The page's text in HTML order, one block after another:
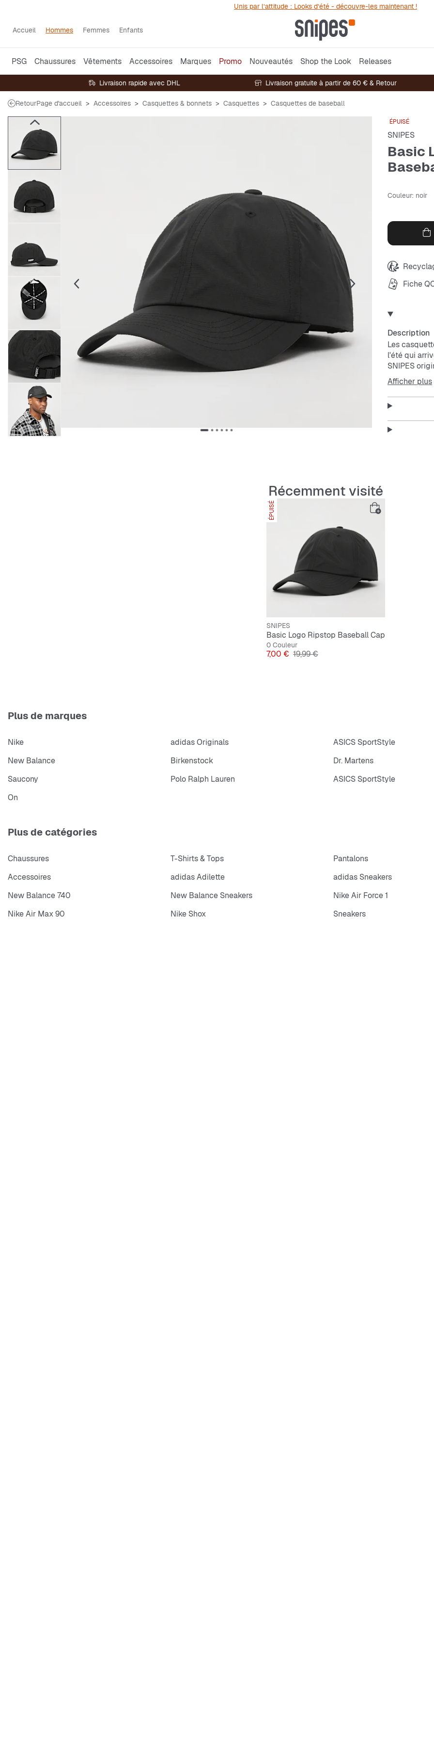
Unis par l’attitude : Looks d’été - découvre-les maintenant !
Accueil Hommes Femmes Enfants
PSG Chaussures Vêtements Accessoires Marques Promo Nouveautés Shop the Look Releases
Livraison rapide avec DHL Livraison gratuite à partir de 60 € & Retour
RetourPage d'accueil Accessoires Casquettes & bonnets Casquettes Casquettes de baseball
ÉPUISÉ
SNIPES
Basic
Couleur: noir
Fiche
Description
Les
l'été qui
SNIPES
élevée et
SNIPES
Afficher plus
Récemment visité
ÉPUISÉ
SNIPES
Basic Logo Ripstop Baseball Cap
0 Couleur
Prix
7,00 € Prix original
19,99 €
Plus de marques
Nike adidas Originals ASICS SportStyle
New Balance
Birkenstock Dr. Martens
Saucony
Polo Ralph Lauren ASICS SportStyle
On
Plus de catégories
Chaussures T-Shirts & Tops Pantalons
Accessoires
adidas Adilette adidas Sneakers
New Balance 740
New Balance Sneakers Nike Air Force 1
Nike Air Max 90
Nike Shox Sneakers